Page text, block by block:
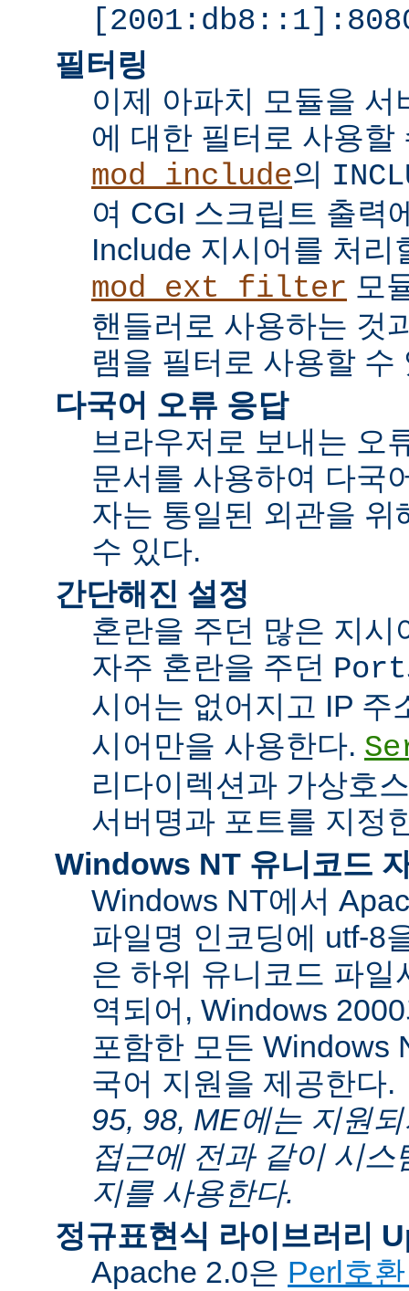
필터링
이제 아파치 모듈을
에 대한 필터로 사용할
mod_include의
여 CGI 스크립트 출력
Include 지시어를 처리
mod_ext_filter 모
핸들러로 사용하는 것
램을 필터로 사용할 수
다국어 오류 응답
브라우저로 보내는 오
문서를 사용하여 다국
자는 통일된 외관을 위
수 있다.
간단해진 설정
혼란을 주던 많은 지시
자주 혼란을 주던 Port
시어는 없어지고 IP 주
시어만을 사용한다.
리다이렉션과 가상호
서버명과 포트를 지정
Windows NT 유니코드
Windows NT에서
파일명 인코딩에 utf-8
은 하위 유니코드 파일
역되어, Windows
포함한 모든 Windows
국어 지원을 제공한다.
95, 98, ME에는 지원
접근에 전과 같이 시
지를 사용한다.
정규표현식 라이브러리
Apache 2.0은 Perl호